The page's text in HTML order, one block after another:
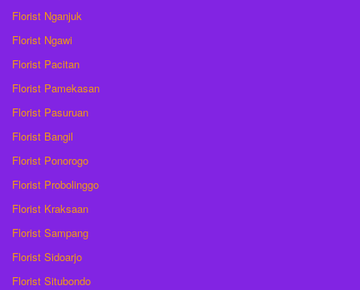
Florist Nganjuk
Florist Ngawi
Florist Pacitan
Florist Pamekasan
Florist Pasuruan
Florist Bangil
Florist Ponorogo
Florist Probolinggo
Florist Kraksaan
Florist Sampang
Florist Sidoarjo
Florist Situbondo